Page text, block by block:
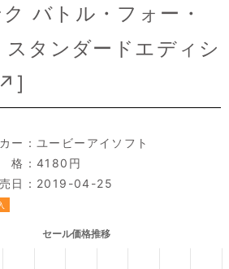
バトル・フォー・
タンダードエディシ
]
ー： ユービーアイソフト
：4180円
日：2019-04-25